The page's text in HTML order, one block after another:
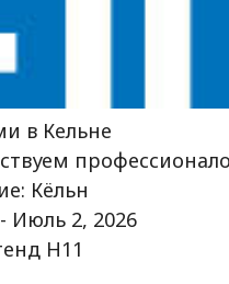
в Кельне
Кёльн
Июль 2, 2026
H11